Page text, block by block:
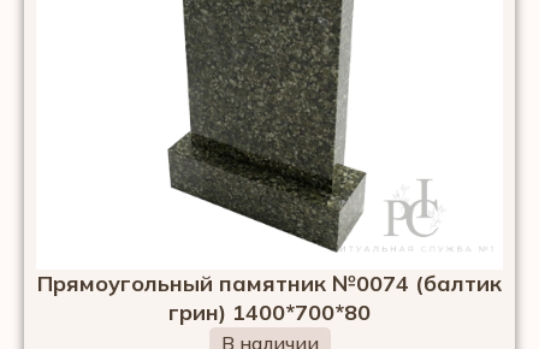
Прямоугольный памятник №0074 (балтик
грин) 1400*700*80
В наличии